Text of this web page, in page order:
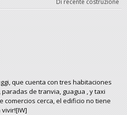
Di recente costruzione
que cuenta con tres habitaciones
de tranvia, guagua , y taxi
comercios cerca, el edificio no tiene